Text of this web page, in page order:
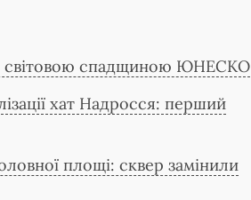
світовою спадщиною ЮНЕСКО
хат Надросся: перший
площі: сквер замінили